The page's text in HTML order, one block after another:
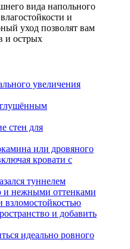
вида напольного
и
уход позволят вам
и острых
увеличения
стен для
или дровяного
кровати с
туннелем
и нежными оттенками
взломостойкостью
и добавить
идеально ровного